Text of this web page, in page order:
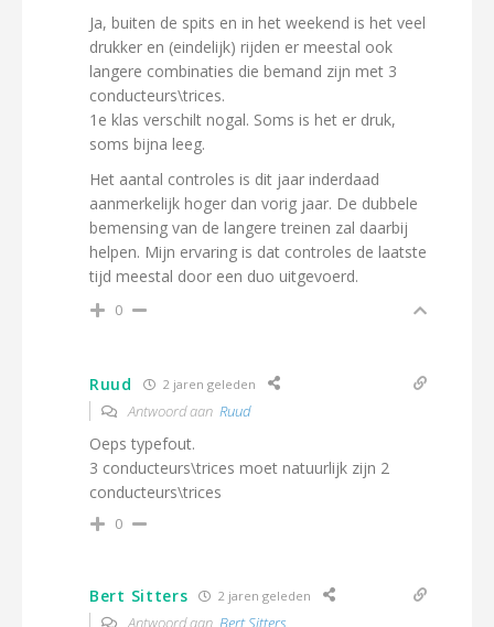
Ja, buiten de spits en in het weekend is het veel
drukker en (eindelijk) rijden er meestal ook
langere combinaties die bemand zijn met 3
conducteurs\trices.
1e klas verschilt nogal. Soms is het er druk,
soms bijna leeg.
Het aantal controles is dit jaar inderdaad
aanmerkelijk hoger dan vorig jaar. De dubbele
bemensing van de langere treinen zal daarbij
helpen. Mijn ervaring is dat controles de laatste
tijd meestal door een duo uitgevoerd.
0
Ruud 2 jaren geleden
Antwoord aan Ruud
Oeps typefout.
3 conducteurs\trices moet natuurlijk zijn 2
conducteurs\trices
0
Bert Sitters 2 jaren geleden
Antwoord aan Bert Sitters